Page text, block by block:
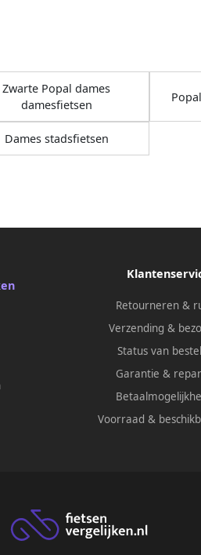
Zwarte Popal dames
damesfietsen
Dames stadsfietsen
Retourneren &
Verzending &
Status van
Garantie &
Voorraad &